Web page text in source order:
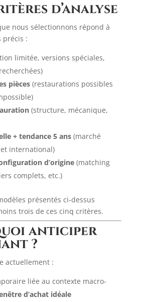
d’analyse
nous sélectionnons répond à
précis :
limitée, versions spéciales,
pièces(restaurations possibles
(structure, mécanique,
+ tendance 5 ans(marché
international)
d’origine(matching
complets, etc.)
présentés ci-dessus
trois de ces cinq critères.
anticiper
?
actuellement :
liée au contexte macro-
d’achat idéale